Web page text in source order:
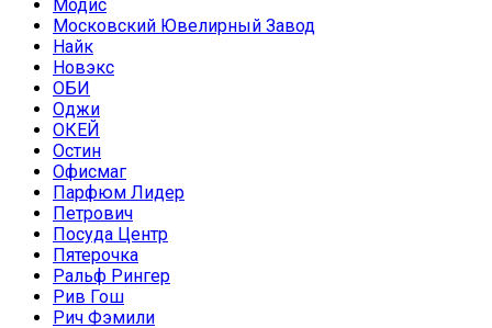
Модис
Московский Ювелирный Завод
Найк
Новэкс
ОБИ
Оджи
ОКЕЙ
Остин
Офисмаг
Парфюм Лидер
Петрович
Посуда Центр
Пятерочка
Ральф Рингер
Рив Гош
Рич Фэмили